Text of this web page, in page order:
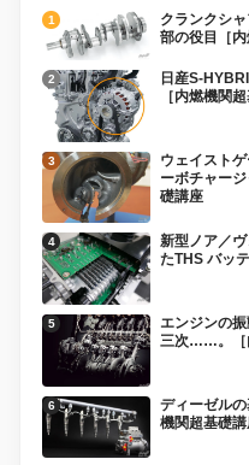
クランクシ
部の役目［内
日産S-
［内燃機関
ウェイスト
ーボチャー
礎講座
新型ノア／
たTHS バッ
エンジンの
三次……。［
ディーゼル
機関超基礎講